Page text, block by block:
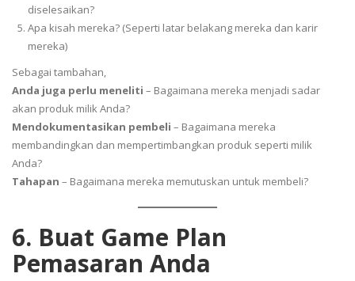
diselesaikan?
Apa kisah mereka? (Seperti latar belakang mereka dan karir
mereka)
Sebagai tambahan,
Anda juga perlu meneliti – Bagaimana mereka menjadi sadar
akan produk milik Anda?
Mendokumentasikan pembeli – Bagaimana mereka
membandingkan dan mempertimbangkan produk seperti milik
Anda?
Tahapan – Bagaimana mereka memutuskan untuk membeli?
6. Buat Game Plan
Pemasaran Anda